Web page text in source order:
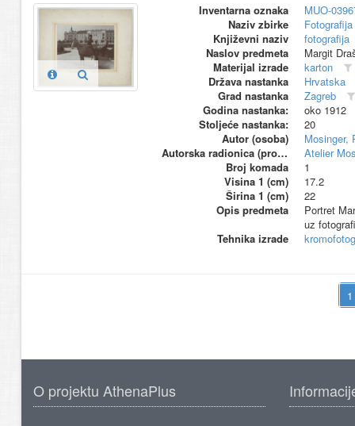
Inventarna oznaka
MUO-
Naziv zbirke
Književni naziv
fotografija
Naslov predmeta
Margit
Materijal izrade
karton
Država nastanka
Hrvatska
Grad nastanka
Zagreb
Godina nastanka:
oko 1912
Stoljeće nastanka:
20
Autor (osoba)
Mosinger,
Autorska radionica (proizvođač)
Atelier
Broj komada
1
Visina 1 (cm)
17.2
Širina 1 (cm)
22
Opis predmeta
Portret
uz
Tehnika izrade
O projektu AthenaPlus